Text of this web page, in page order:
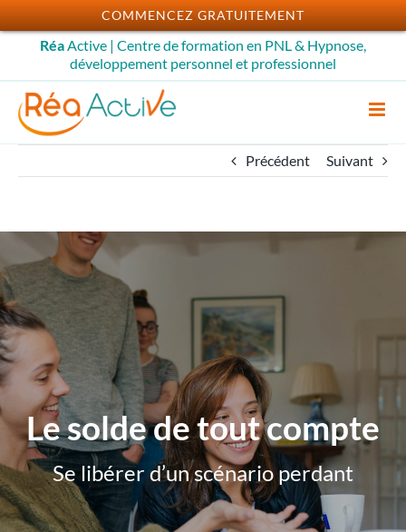
Passer
au
contenu
RéaActive | Centre de formation en PNL & Hypnose,
développement personnel et professionnel
Précédent Suivant
Le solde de tout compte
Se libérer d’un scénario perdant
COMMENCEZ GRATUITEMENT